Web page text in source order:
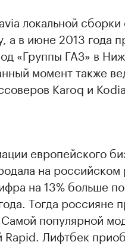
локальной
а в июне 2013 года
«Группы ГАЗ» в
момент также
Karoq и
европейского
на российском
на 13% больше
Тогда
популярной
Rapid. Лифтбек